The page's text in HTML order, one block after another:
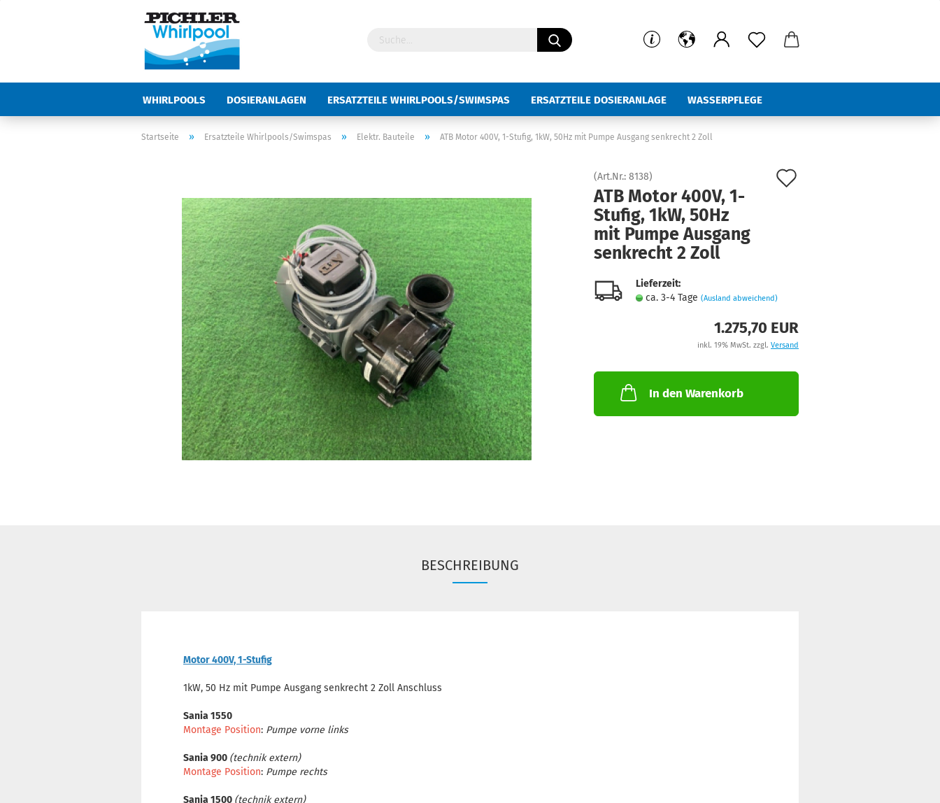
WHIRLPOOLS DOSIERANLAGEN ERSATZTEILE WHIRLPOOLS/SWIMSPAS ERSATZTEILE DOSIERANLAGE WASSERPFLEGE
ABDECKUNGEN UND ZUBEHÖR ZUBEHÖR WHIRLPOOL/SWIMSPA TASTATUR-FOLIEN
Startseite » Ersatzteile Whirlpools/Swimspas » Elektr. Bauteile » ATB Motor 400V, 1-Stufig, 1kW, 50Hz mit Pumpe Ausgang senkrecht 2 Zoll
(Art.Nr.: 8138)
ATB Motor 400V, 1-
Stufig, 1kW, 50Hz
mit Pumpe Ausgang
senkrecht 2 Zoll
Lieferzeit:
ca. 3-4 Tage (Ausland abweichend)
1.275,70 EUR
inkl. 19% MwSt. zzgl. Versand
In den Warenkorb
BESCHREIBUNG
Motor 400V, 1-Stufig
1kW, 50 Hz mit Pumpe Ausgang senkrecht 2 Zoll Anschluss
Sania 1550
Montage Position: Pumpe vorne links
Sania 900 (technik extern)
Montage Position: Pumpe rechts
Sania 1500 (technik extern)